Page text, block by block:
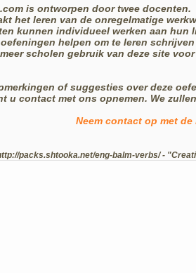
is ontworpen door twee docenten.
het leren van de onregelmatige
kunnen individueel werken aan hun
helpen om te leren
scholen gebruik van deze site
of suggesties over deze
u contact met ons opnemen. We
Neem contact op met
packs.shtooka.net/eng-balm-verbs/-